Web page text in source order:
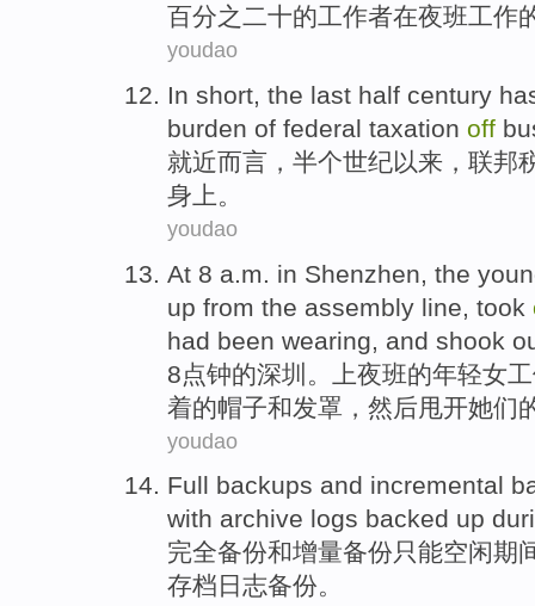
百分之二十的工作者在夜班工作
youdao
In short, the last half century
burden of federal taxation off
就近而言 ， 半个世纪以来， 联邦
身上。
youdao
At 8 a.m. in Shenzhen the
up from the assembly line , took
had been wearing , and shook
8点钟的深圳 。 上夜班的年轻女
着的帽子和发罩，然后甩开她们
youdao
Full backups and incremental
with archive logs backed up
完全备份和增量备份只能空闲期
存档 日志备份。